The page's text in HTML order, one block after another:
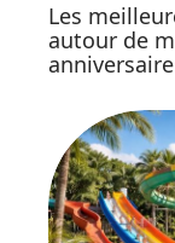
Les
autour de